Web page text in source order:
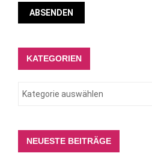
KATEGORIEN
NEUESTE BEITRÄGE